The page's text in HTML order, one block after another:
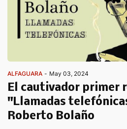
ALFAGUARA - May 03, 2024
El cautivador primer
"Llamadas
Roberto Bolaño